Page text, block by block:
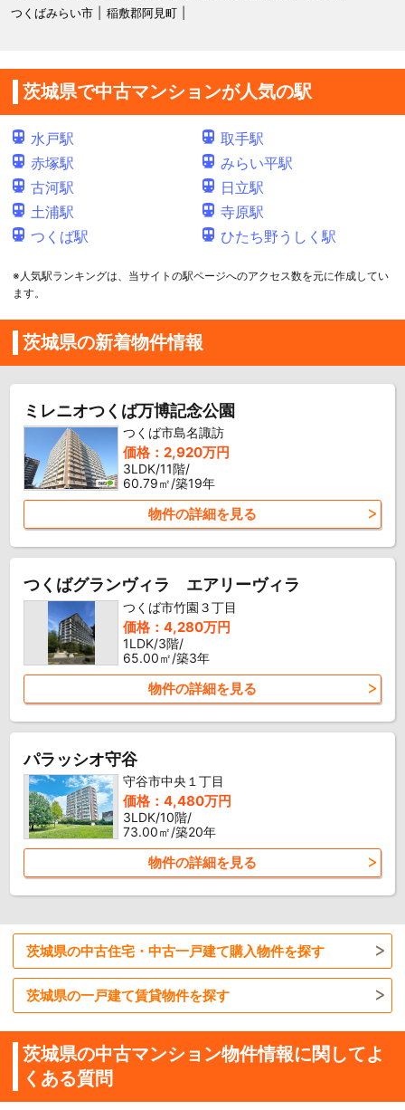
つくばみらい市
稲敷郡阿見町
茨城県で中古マンションが人気の駅
水戸駅
赤塚駅
古河駅
土浦駅
つくば駅
取手駅
みらい平駅
日立駅
寺原駅
ひたち野うしく駅
※人気駅ランキングは、当サイトの駅ページへのアクセス数を元に作成してい
ます。
茨城県の新着物件情報
ミレニオつくば万博記念公園
つくば市島名諏訪
価格：2,920万円
3LDK/11階/
60.79㎡/築19年
物件の詳細を見る
つくばグランヴィラ エアリーヴィラ
つくば市竹園３丁目
価格：4,280万円
1LDK/3階/
65.00㎡/築3年
物件の詳細を見る
パラッシオ守谷
守谷市中央１丁目
価格：4,480万円
3LDK/10階/
73.00㎡/築20年
物件の詳細を見る
茨城県の中古住宅・中古一戸建て購入物件を探す
茨城県の一戸建て賃貸物件を探す
茨城県の中古マンション物件情報に関してよ
くある質問